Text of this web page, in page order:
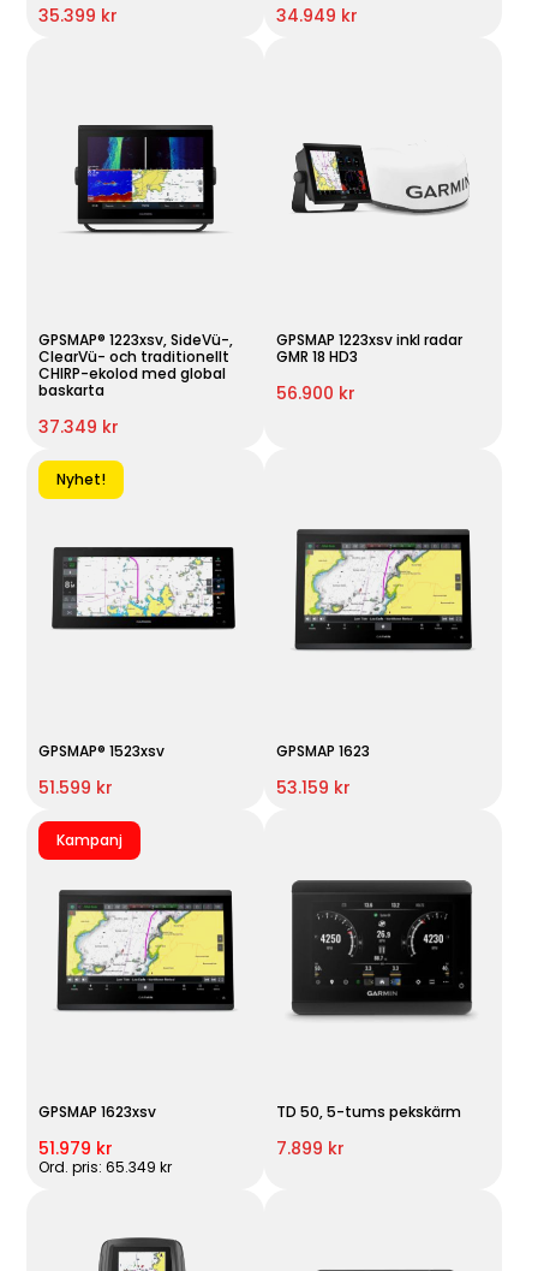
35.399 kr 34.949 kr
GPSMAP® 1223xsv, SideVü-,
ClearVü- och traditionellt
CHIRP-ekolod med global
baskarta
37.349 kr
GPSMAP 1223xsv inkl radar
GMR 18 HD3
56.900 kr
Nyhet!
GPSMAP® 1523xsv
51.599 kr
GPSMAP 1623
53.159 kr
Kampanj
GPSMAP 1623xsv
51.979 kr
Ord. pris: 65.349 kr
TD 50, 5-tums pekskärm
7.899 kr